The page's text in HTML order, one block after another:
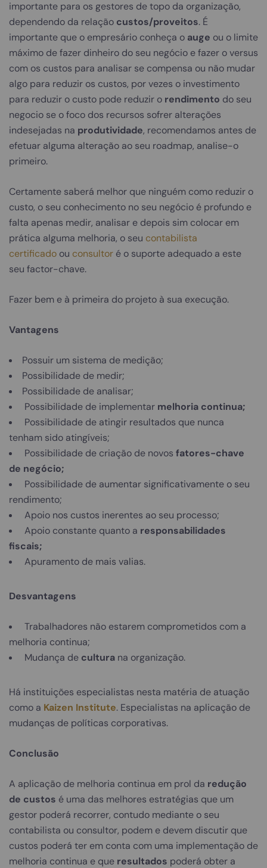
importante para os gestores de topo da organização,
dependendo da relação custos/proveitos. É
importante que o empresário conheça o auge ou o limite
máximo de fazer dinheiro do seu negócio e fazer o versus
com os custos para analisar se compensa ou não mudar
algo para reduzir os custos, por vezes o investimento
para reduzir o custo pode reduzir o rendimento do seu
negocio se o foco dos recursos sofrer alterações
indesejadas na produtividade, recomendamos antes de
efetuar alguma alteração ao seu roadmap, analise-o
primeiro.
Certamente saberá melhor que ninguém como reduzir o
custo, o seu conhecimento no seu negócio é profundo e
falta apenas medir, analisar e depois sim colocar em
prática alguma melhoria, o seu contabilista
certificado ou consultor é o suporte adequado a este
seu factor-chave.
Fazer bem e à primeira do projeto à sua execução.
Vantagens
Possuir um sistema de medição;
Possibilidade de medir;
Possibilidade de analisar;
Possibilidade de implementar melhoria continua;
Possibilidade de atingir resultados que nunca
tenham sido atingíveis;
Possibilidade de criação de novos fatores-chave
de negócio;
Possibilidade de aumentar significativamente o seu
rendimento;
Apoio nos custos inerentes ao seu processo;
Apoio constante quanto a responsabilidades
fiscais;
Apuramento de mais valias.
Desvantagens
Trabalhadores não estarem comprometidos com a
melhoria continua;
Mudança de cultura na organização.
Há instituições especialistas nesta matéria de atuação
como a Kaizen Institute. Especialistas na aplicação de
mudanças de políticas corporativas.
Conclusão
A aplicação de melhoria continua em prol da redução
de custos é uma das melhores estratégias que um
gestor poderá recorrer, contudo mediante o seu
contabilista ou consultor, podem e devem discutir que
custos poderá ter em conta com uma implementação de
melhoria continua e que resultados poderá obter a